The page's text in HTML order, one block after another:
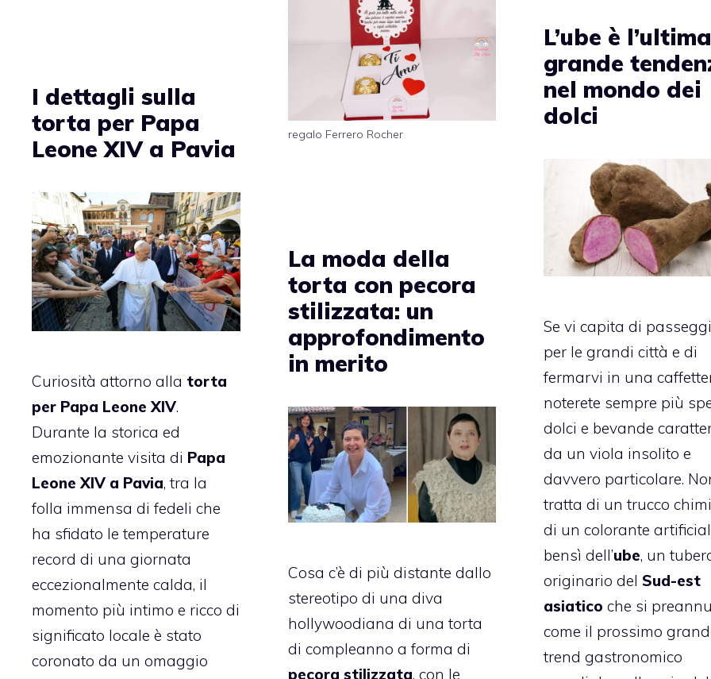
regalo Ferrero Rocher
L’ube è
grande
nel mondo dei
dolci
Se vi capita di
per le grandi città e di
fermarvi in una
noterete sempre più
dolci e bevande
da un viola insolito e
davvero particolare.
tratta di un trucco
di un colorante
bensì dell’ube, un
originario delSud-est
asiatico che si
come il prossimo
trend gastronomico
I dettagli sulla
torta per Papa
Leone XIV a Pavia
Curiosità attorno alla torta
per Papa Leone XIV.
Durante la storica ed
emozionante visita di Papa
Leone XIV a Pavia, tra la
folla immensa di fedeli che
ha sfidato le temperature
record di una giornata
eccezionalmente calda, il
momento più intimo e ricco di
significato locale è stato
coronato da un omaggio
La moda della
torta con pecora
stilizzata: un
approfondimento
in merito
Cosa c’è di più distante dallo
stereotipo di una diva
hollywoodiana di una torta
di compleanno a forma di
pecora stilizzata, con le